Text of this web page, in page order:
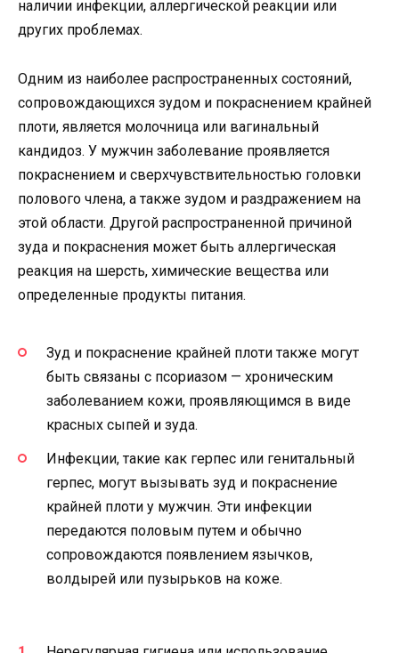
наличии инфекции, аллергической реакции или
других проблемах.
Одним из наиболее распространенных состояний,
сопровождающихся зудом и покраснением крайней
плоти, является молочница или вагинальный
кандидоз. У мужчин заболевание проявляется
покраснением и сверхчувствительностью головки
полового члена, а также зудом и раздражением на
этой области. Другой распространенной причиной
зуда и покраснения может быть аллергическая
реакция на шерсть, химические вещества или
определенные продукты питания.
Зуд и покраснение крайней плоти также могут
быть связаны с псориазом — хроническим
заболеванием кожи, проявляющимся в виде
красных сыпей и зуда.
Инфекции, такие как герпес или генитальный
герпес, могут вызывать зуд и покраснение
крайней плоти у мужчин. Эти инфекции
передаются половым путем и обычно
сопровождаются появлением язычков,
волдырей или пузырьков на коже.